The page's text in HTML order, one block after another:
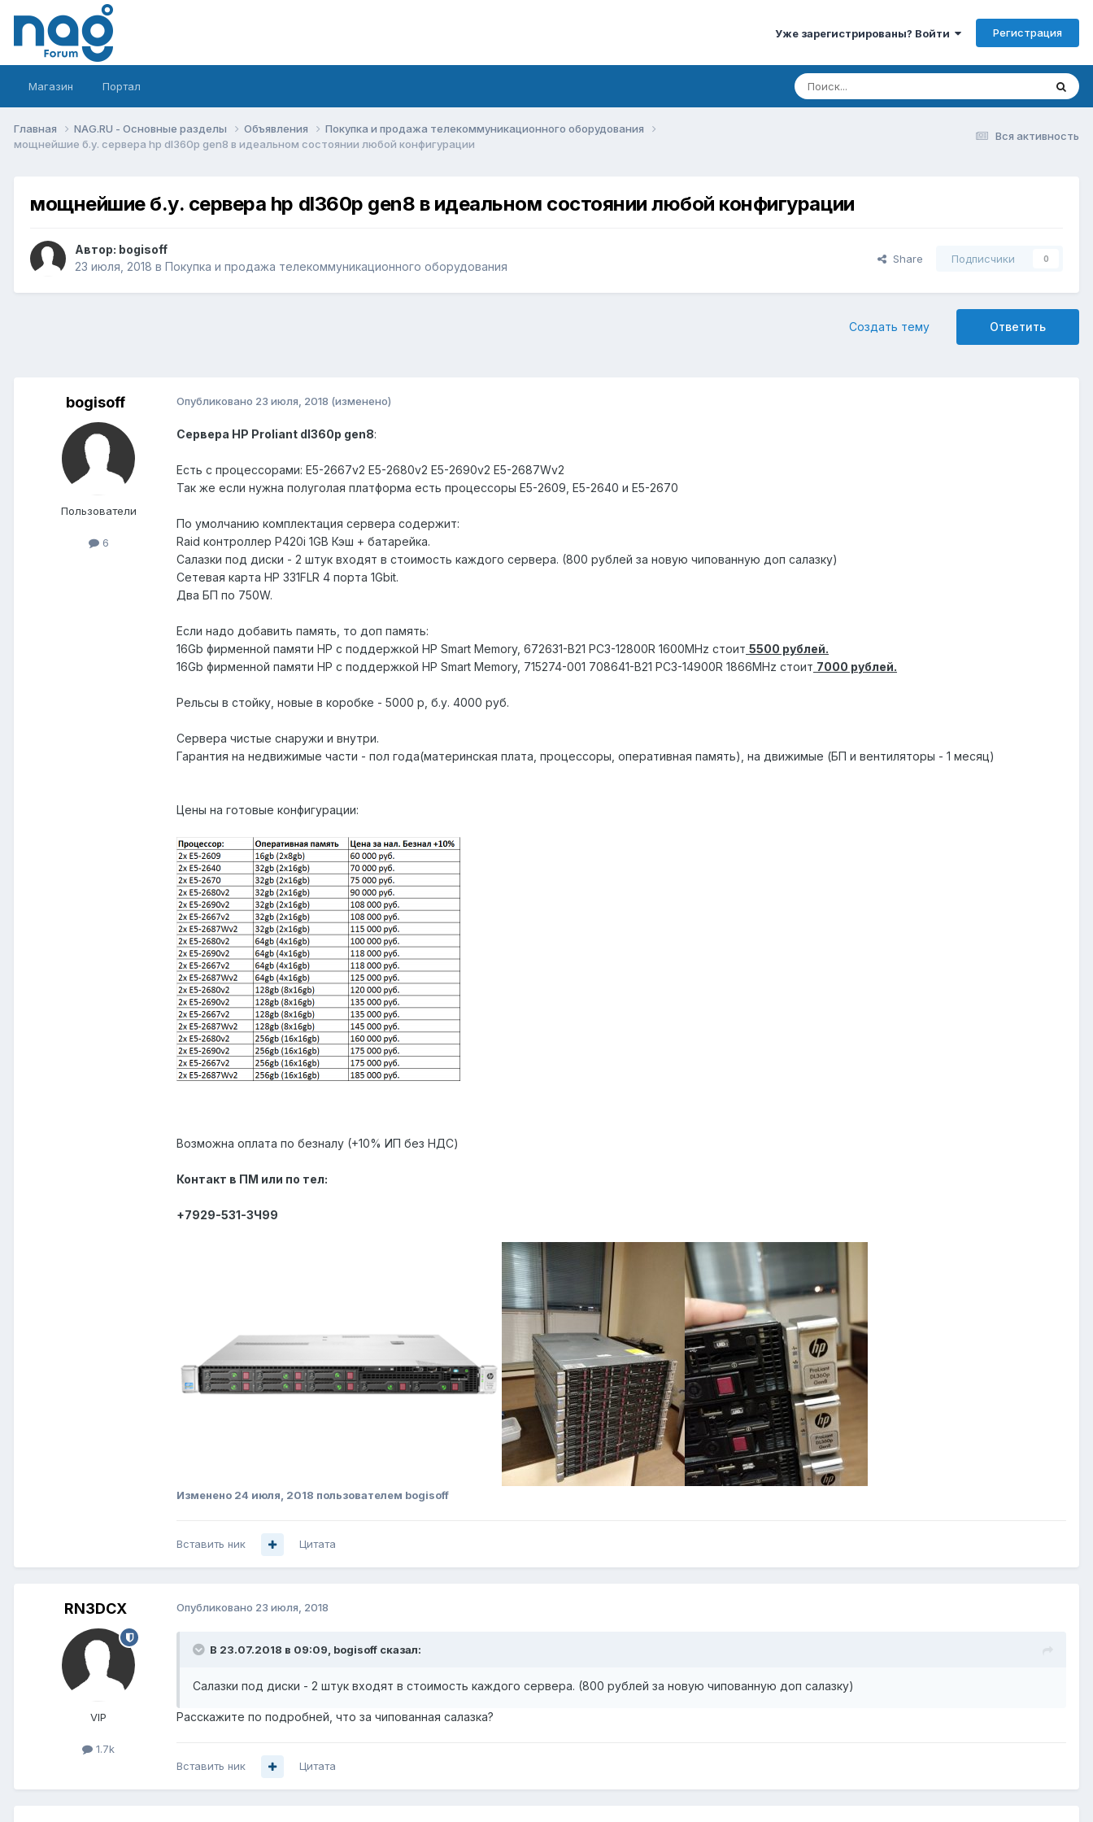
Уже зарегистрированы? Войти Регистрация
Магазин Портал
Вся активность
Главная NAG.RU - Основные разделы Объявления
Покупка и продажа телекоммуникационного оборудования
мощнейшие б.у. сервера hp dl360p gen8 в идеальном состоянии любой конфигурации
мощнейшие б.у. сервера hp dl360p gen8 в идеальном состоянии любой конфигурации
Автор: bogisoff
23 июля, 2018 в Покупка и продажа телекоммуникационного оборудования
Share Подписчики 0
Ответить
Создать тему
bogisoff
Пользователи
6
Опубликовано 23 июля, 2018 (изменено)
Сервера HP Proliant dl360p gen8:
Есть c процессорами: E5-2667v2 E5-2680v2 E5-2690v2 E5-2687Wv2
Так же если нужна полуголая платформа есть процессоры E5-2609, E5-2640 и E5-2670
По умолчанию комплектация сервера содержит:
Raid контроллер P420i 1GB Кэш + батарейка.
Салазки под диски - 2 штук входят в стоимость каждого сервера. (800 рублей за новую чипованную доп салазку)
Сетевая карта HP 331FLR 4 порта 1Gbit.
Два БП по 750W.
Если надо добавить память, то доп память:
16Gb фирменной памяти HP с поддержкой HP Smart Memory, 672631-B21 PC3-12800R 1600MHz стоит 5500 рублей.
16Gb фирменной памяти HP с поддержкой HP Smart Memory, 715274-001 708641-B21 PC3-14900R 1866MHz стоит 7000 рублей.
Рельсы в стойку, новые в коробке - 5000 р, б.у. 4000 руб.
Сервера чистые снаружи и внутри.
Гарантия на недвижимые части - пол года(материнская плата, процессоры, оперативная память), на движимые (БП и вентиляторы - 1 месяц)
Цены на готовые конфигурации:
Возможна оплата по безналу (+10% ИП без НДС)
Контакт в ПМ или по тел:
+7929-5З1-ЗЧ99
Изменено 24 июля, 2018 пользователем bogisoff
Вставить ник Цитата
RN3DCX
VIP
1.7k
Опубликовано 23 июля, 2018
В 23.07.2018 в 09:09, bogisoff сказал:
Салазки под диски - 2 штук входят в стоимость каждого сервера. (800 рублей за новую чипованную доп салазку)
Расскажите по подробней, что за чипованная салазка?
Вставить ник Цитата